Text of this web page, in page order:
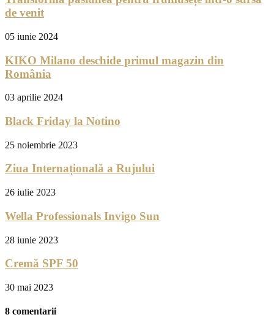
de venit
05 iunie 2024
KIKO Milano deschide primul magazin din
România
03 aprilie 2024
Black Friday la Notino
25 noiembrie 2023
Ziua Internațională a Rujului
26 iulie 2023
Wella Professionals Invigo Sun
28 iunie 2023
Cremă SPF 50
30 mai 2023
8 comentarii